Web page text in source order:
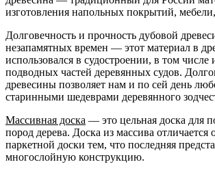
изготовления напольных покрытий,
Долговечность и прочность дубовой
незапамятных времен — этот материал в
использовался в судостроении, в том числе
подводных частей деревянных судов.
древесины позволяет нам и по сей день
старинными шедеврами деревянного
Массивная доска — это цельная доска для
пород дерева. Доска из массива отличается
паркетной доски тем, что последняя
многослойную конструкцию.